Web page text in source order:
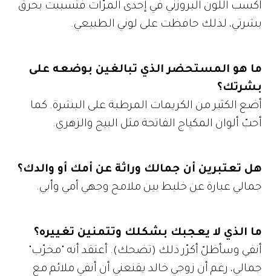
أكسب اللون البروزني في إحدى المرّات فتسببت بحرق
بشرتي، لذلك حافظت على لوني الطبيعي.
ما هو المستحضر الذي تبالغين بوضعه على
بشرتك؟
أضع الكثير من الكريمات المرطبة على البشرة. كما
أحبّ ألوان المكياج الفاتحة مثل البيج والزهري.
هل تعتبرين أن جمالك وراثة عن أمك أو والدك؟
جمالي عبارة عن خليط بين ملامح وجهي أمي وأبي.
ما الذي لا يعجبك بشكلك وتتمنين تغييره؟
أنفي وسأظلّ أكرّر ذلك (تضحك). أعتقد أنه "مخرّب"
جمالي، رغم أن زوجي خالد يقنعني أن أنفي ملائم مع